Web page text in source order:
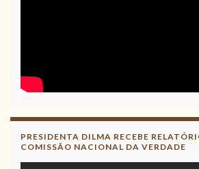
PRESIDENTA DILMA RECEBE
COMISSÃO NACIONAL DA VERDADE